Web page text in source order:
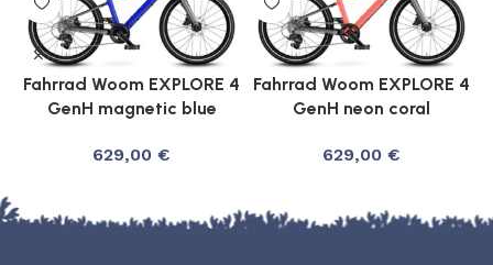
Fahrrad Woom EXPLORE 4
GenH magnetic blue
629,00 €
Fahrrad Woom EXPLORE 4
GenH neon coral
629,00 €